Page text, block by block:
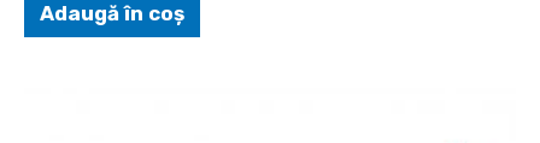
Adaugă în coș